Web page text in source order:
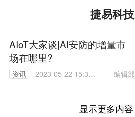
捷易科技
AIoT大家谈|AI安防的增量市
场在哪里?
资讯
2023-05-22 15:34:
编辑部
显示更多内容